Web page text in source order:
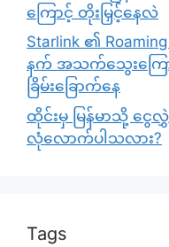
ကြောင့် တိုးမြှင့်နေလဲ
Starlink ၏
နက် အသက်သွေးကြော
ခြိမ်းခြောက်နေ
ထိုင်းမှ မြန်မာသို့ ငွေ
လုံလောက်ပါသလား?
Tags